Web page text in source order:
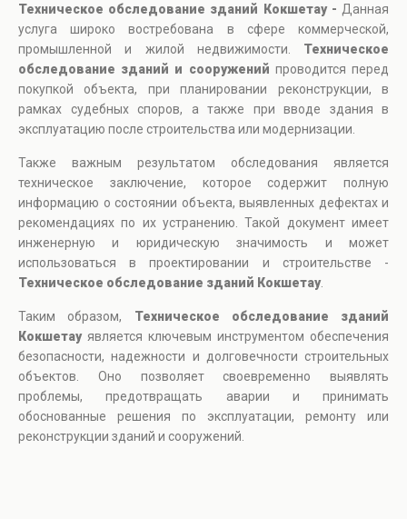
Техническое обследование зданий Кокшетау - Данная
услуга широко востребована в сфере коммерческой,
промышленной и жилой недвижимости. Техническое
обследование зданий и сооружений проводится перед
покупкой объекта, при планировании реконструкции, в
рамках судебных споров, а также при вводе здания в
эксплуатацию после строительства или модернизации.
Также важным результатом обследования является
техническое заключение, которое содержит полную
информацию о состоянии объекта, выявленных дефектах и
рекомендациях по их устранению. Такой документ имеет
инженерную и юридическую значимость и может
использоваться в проектировании и строительстве -
Техническое обследование зданий Кокшетау.
Таким образом, Техническое обследование зданий
Кокшетауявляется ключевым инструментом обеспечения
безопасности, надежности и долговечности строительных
объектов. Оно позволяет своевременно выявлять
проблемы, предотвращать аварии и принимать
обоснованные решения по эксплуатации, ремонту или
реконструкции зданий и сооружений.